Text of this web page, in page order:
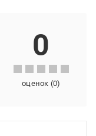
0
оценок (0)